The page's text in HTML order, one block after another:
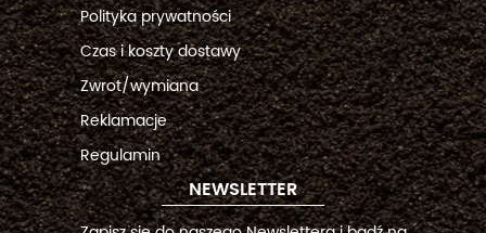
Polityka prywatności
Czas i koszty dostawy
Zwrot/wymiana
Reklamacje
Regulamin
NEWSLETTER